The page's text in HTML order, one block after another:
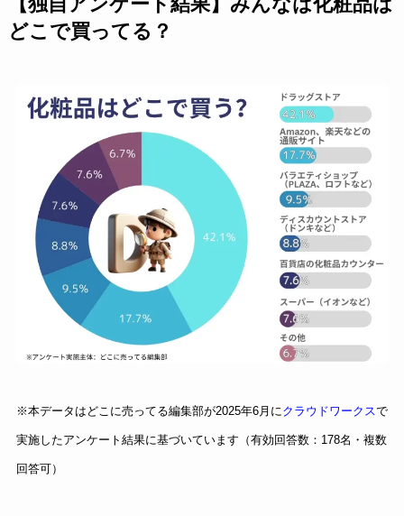
【独自アンケート結果】みんなは化粧品は
どこで買ってる？
※本データはどこに売ってる編集部が2025年6月にクラウドワークスで
実施したアンケート結果に基づいています（有効回答数：178名・複数
回答可）